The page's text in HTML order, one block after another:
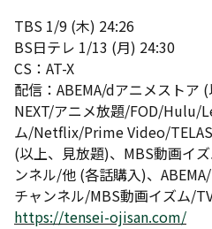
TBS 1/9 (木) 24:26
BS日テレ 1/13 (月) 24:30
CS：AT-X
配信：ABEMA/dアニメストア
NEXT/アニメ放題/FOD/Hulu/
ム/Netflix/Prime Video/
(以上、見放題)、MBS動画イ
ンネル/他 (各話購入)、
チャンネル/MBS動画イズム/
https://tensei-ojisan.com/